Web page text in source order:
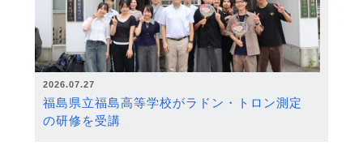
2026.07.27
福島県立福島高等学校がラドン・トロン測定
の研修を受講